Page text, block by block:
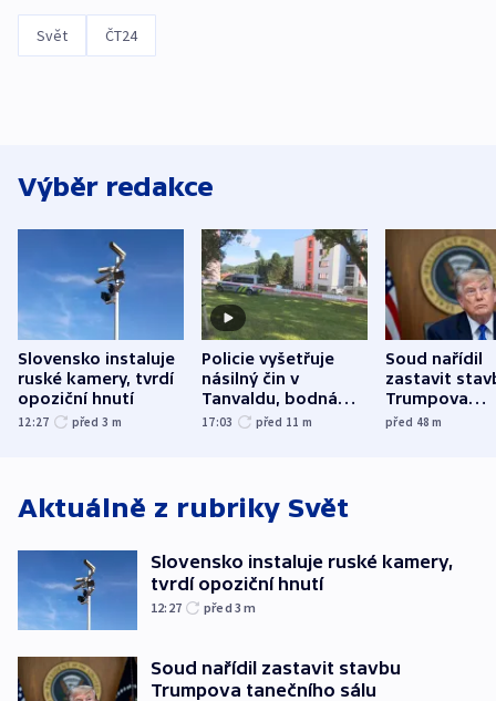
Svět ČT24
Výběr redakce
Slovensko instaluje
ruské kamery, tvrdí
opoziční hnutí
12:27 před 3 m
Policie vyšetřuje
násilný čin v
Tanvaldu, bodná
zranění při něm
17:03 před 11 m
Soud nařídil
zastavit
Trumpova
tanečního
před 48m
Aktuálně z rubriky Svět
Slovensko instaluje ruské kamery,
tvrdí opoziční hnutí
12:27 před 3m
Soud nařídil zastavit stavbu
Trumpova tanečního sálu